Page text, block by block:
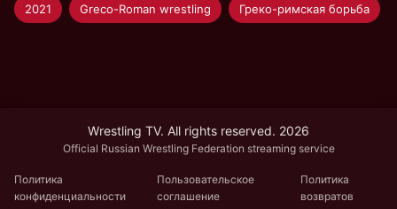
2021 Greco-Roman wrestling Греко-римская борьба
Wrestling TV. All rights reserved. 2026
Official Russian Wrestling Federation streaming service
Политика
конфиденциальности
Пользовательское
соглашение
Политика
возвратов